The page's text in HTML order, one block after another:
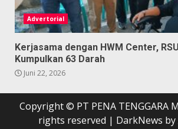
Advertorial
Kerjasama dengan HWM Center,
Kumpulkan 63 Darah
Juni 22, 2026
Copyright © PT PENA TENGGARA
rights reserved | DarkNews by